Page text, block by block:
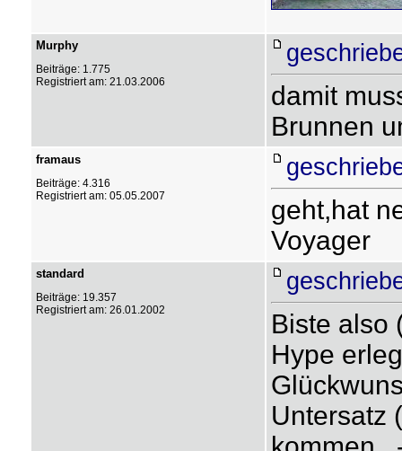
Murphy
Beiträge: 1.775
Registriert am: 21.03.2006
damit
Brunnen
framaus
Beiträge: 4.316
Registriert am: 05.05.2007
geht,hat
Voyager
standard
Beiträge: 19.357
Registriert am: 26.01.2002
Biste also
Hype
Untersatz